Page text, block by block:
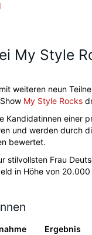
My Style
weiteren neun
My Style Rocks
Kandidatinnen einer
und werden durch
bewertet.
stilvollsten Frau
in Höhe von
Ergebnis